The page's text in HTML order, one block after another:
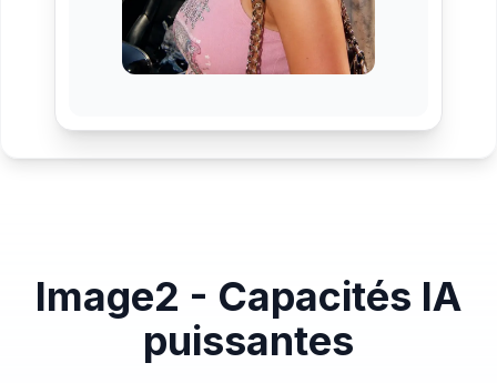
Image2 - Capacités IA
puissantes